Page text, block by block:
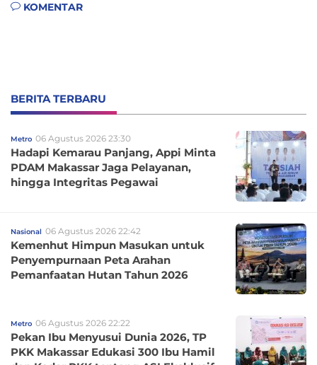
KOMENTAR
BERITA TERBARU
Metro 06 Agustus 2026 23:30
Hadapi Kemarau Panjang, Appi Minta
PDAM Makassar Jaga Pelayanan,
hingga Integritas Pegawai
Nasional 06 Agustus 2026 22:42
Kemenhut Himpun Masukan untuk
Penyempurnaan Peta Arahan
Pemanfaatan Hutan Tahun 2026
Metro 06 Agustus 2026 22:22
Pekan Ibu Menyusui Dunia 2026, TP
PKK Makassar Edukasi 300 Ibu Hamil